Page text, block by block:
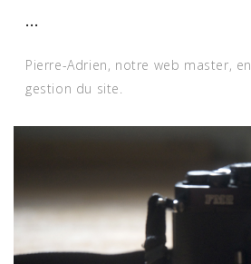
...
Pierre-Adrien, notre web master,
gestion du site.